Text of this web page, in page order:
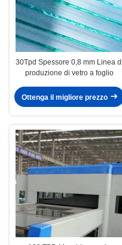
30Tpd Spessore 0,8 mm Linea di
produzione di vetro a foglio
Ottenga il migliore prezzo